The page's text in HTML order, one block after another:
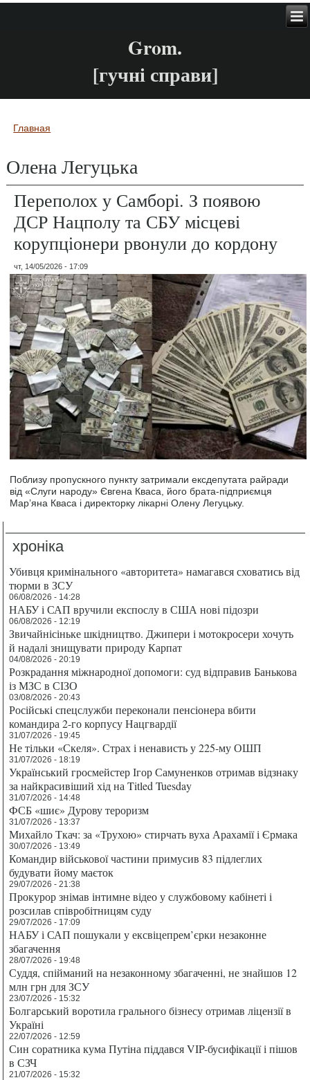
Grom.
[гучні справи]
Вы здесь
Главная
Олена Легуцька
Переполох у Самборі. З появою
ДСР Нацполу та СБУ місцеві
корупціонери рвонули до кордону
чт, 14/05/2026 - 17:09
Поблизу пропускного пункту затримали ексдепутата райради
від «Слуги народу» Євгена Кваса, його брата-підприємця
Мар’яна Кваса і директорку лікарні Олену Легуцьку.
хроніка
Убивця кримінального «авторитета» намагався сховатись від
тюрми в ЗСУ
06/08/2026 - 14:28
НАБУ і САП вручили експослу в США нові підозри
06/08/2026 - 12:19
Звичайнісіньке шкідництво. Джипери і мотокросери хочуть
й надалі знищувати природу Карпат
04/08/2026 - 20:19
Розкрадання міжнародної допомоги: суд відправив Банькова
із МЗС в СІЗО
03/08/2026 - 20:43
Російські спецслужби переконали пенсіонера вбити
командира 2-го корпусу Нацгвардії
31/07/2026 - 19:45
Не тільки «Скеля». Страх і ненависть у 225-му ОШП
31/07/2026 - 18:19
Український гросмейстер Ігор Самуненков отримав відзнаку
за найкрасивіший хід на Titled Tuesday
31/07/2026 - 14:48
ФСБ «шиє» Дурову тероризм
31/07/2026 - 13:37
Михайло Ткач: за «Трухою» стирчать вуха Арахамії і Єрмака
30/07/2026 - 13:49
Командир військової частини примусив 83 підлеглих
будувати йому маєток
29/07/2026 - 21:38
Прокурор знімав інтимне відео у службовому кабінеті і
розсилав співробітницям суду
29/07/2026 - 17:09
НАБУ і САП пошукали у ексвіцепрем’єрки незаконне
збагачення
28/07/2026 - 19:48
Суддя, спійманий на незаконному збагаченні, не знайшов 12
млн грн для ЗСУ
23/07/2026 - 15:32
Болгарський воротила грального бізнесу отримав ліцензії в
Україні
22/07/2026 - 12:59
Син соратника кума Путіна піддався VIP-бусифікації і пішов
в СЗЧ
21/07/2026 - 15:32